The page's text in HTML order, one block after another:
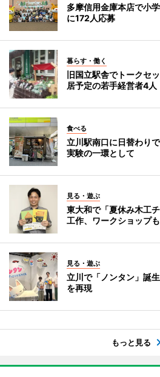
多摩信用金庫本店で小
に172人応募
暮らす・働く
旧国立駅舎でトークセ
居予定の若手経営者4人
食べる
立川駅南口に日替わり
実験の一環として
見る・遊ぶ
東大和で「夏休み木工
工作、ワークショップも
見る・遊ぶ
立川で「ノンタン」誕
を再現
もっと見る